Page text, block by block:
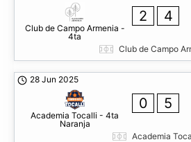
Club de Campo Armenia -
4ta
2 4
Club de Campo
28 Jun 2025
Academia Tocalli - 4ta
Naranja
0 5
Academia